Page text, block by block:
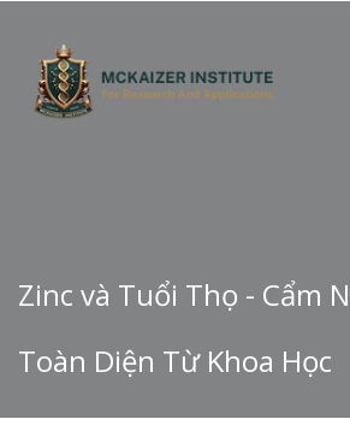
Zinc và Tuổi Thọ - Cẩm
Toàn Diện Từ Khoa Học